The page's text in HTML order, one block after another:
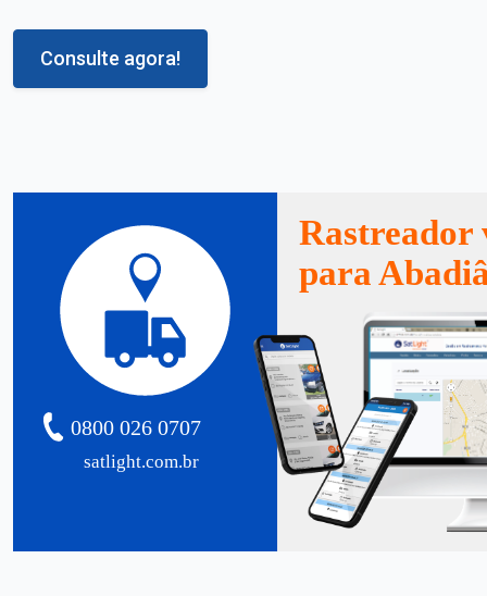
Consulte agora!
satlight.com.br
0800 026 0707
Rastreador
para